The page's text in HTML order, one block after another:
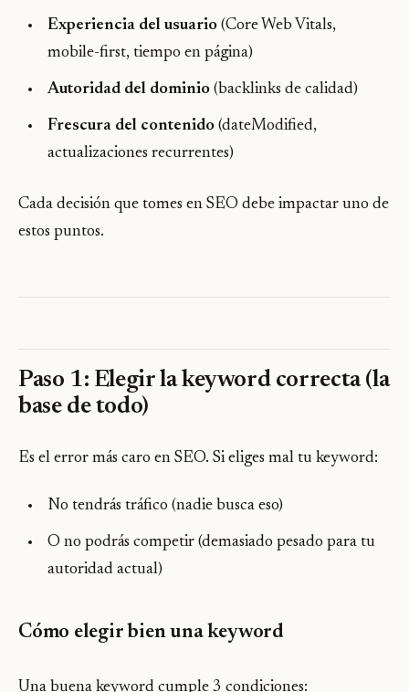
Experiencia del usuario (Core Web Vitals,
mobile-first, tiempo en página)
Autoridad del dominio (backlinks de calidad)
Frescura del contenido (dateModified,
actualizaciones recurrentes)
Cada decisión que tomes en SEO debe impactar uno de
estos puntos.
Paso 1: Elegir la keyword correcta (la
base de todo)
Es el error más caro en SEO. Si eliges mal tu keyword:
No tendrás tráfico (nadie busca eso)
O no podrás competir (demasiado pesado para tu
autoridad actual)
Cómo elegir bien una keyword
Una buena keyword cumple 3 condiciones: